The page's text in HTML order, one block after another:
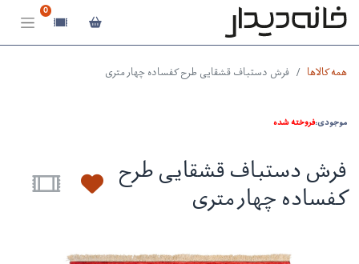
0
همه کالاها فرش دستباف قشقایی طرح کفساده چهار متری
موجودی:فروخته شده
فرش دستباف قشقایی طرح
کفساده چهار متری